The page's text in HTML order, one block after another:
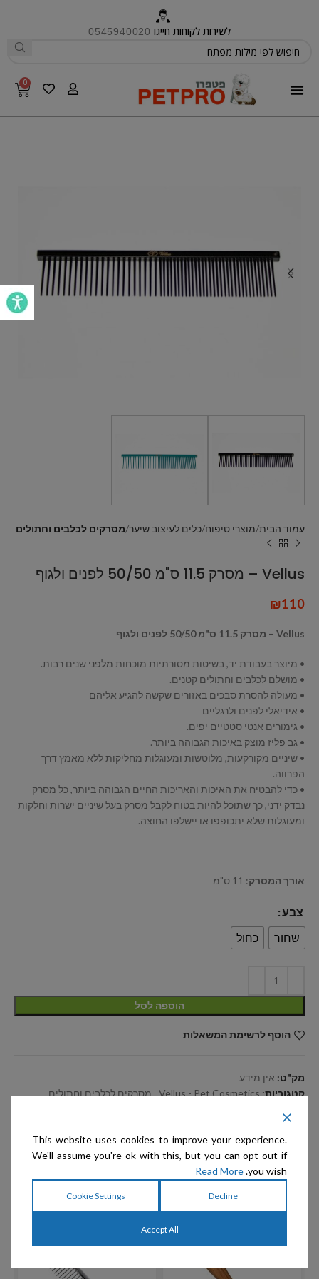
לשירות לקוחות חייגו 0545940020
0
עמוד הבית מוצרי טיפוח כלים לעיצוב שיער מסרקים לכלבים וחתולים
Vellus – מסרק 11.5 ס"מ 50/50 לפנים ולגוף
₪110
Vellus – מסרק 11.5 ס"מ 50/50 לפנים ולגוף
• מיוצר בעבודת יד, בשיטות מסורתיות מוכחות מלפני שנים רבות.
• מושלם לכלבים וחתולים קטנים.
• מעולה להסרת סבכים באזורים שקשה להגיע אליהם
• אידיאלי לפנים ולרגליים
• גימורים אנטי סטטיים יפים.
• גב פליז מוצק באיכות הגבוהה ביותר.
• שיניים מקורקעות, מלוטשות ומעוגלות מחליקות ללא מאמץ דרך
הפרווה.
• כדי להבטיח את האיכות והאריכות החיים הגבוהה ביותר, כל מסרק
נבדק ידני, כך שתוכל להיות בטוח לקבל מסרק בעל שיניים ישרות וחלקות
ומעוגלות שלא יתכופפו או יישלפו החוצה.
אורך המסרק: 11 ס"מ
צבע
שחור
כחול
הוספה לסל
הוסף לרשימת המשאלות
מק"ט: אין מידע
קטגוריות: Vellus - Pet Cosmetics
, מסרקים לכלבים וחתולים
מוצרים קשורים
This website uses cookies to improve your experience.
We'll assume you're ok with this, but you can opt-out if
you wish.
Read More
Decline
Cookie Settings
Accept All